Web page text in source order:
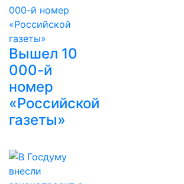
Вышел 10
000-й
номер
«Российской
газеты»